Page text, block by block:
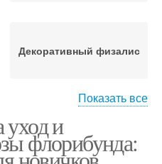
Декоративный физалис
Показать все
и
флорибунда: